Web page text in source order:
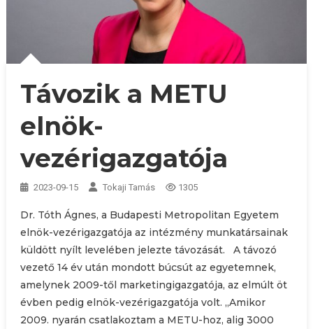
Távozik a METU
elnök-
vezérigazgatója
2023-09-15 Tokaji Tamás 1305
Dr. Tóth Ágnes, a Budapesti Metropolitan Egyetem
elnök-vezérigazgatója az intézmény munkatársainak
küldött nyílt levelében jelezte távozását. A távozó
vezető 14 év után mondott búcsút az egyetemnek,
amelynek 2009-től marketingigazgatója, az elmúlt öt
évben pedig elnök-vezérigazgatója volt. „Amikor
2009. nyarán csatlakoztam a METU-hoz, alig 3000